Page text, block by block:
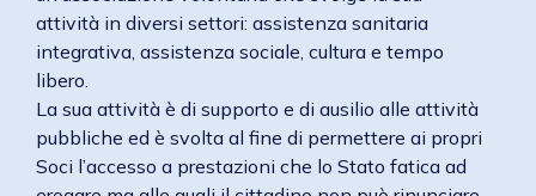
attività in diversi settori: assistenza sanitaria
integrativa, assistenza sociale, cultura e tempo
libero.
La sua attività è di supporto e di ausilio alle attività
pubbliche ed è svolta al fine di permettere ai propri
Soci l’accesso a prestazioni che lo Stato fatica ad